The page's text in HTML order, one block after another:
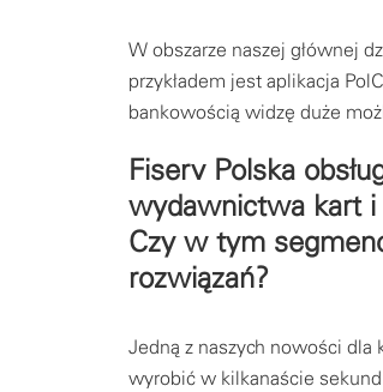
W obszarze naszej głównej
przykładem jest aplikacja
bankowością widzę duże
Fiserv Polska
wydawnictwa kart i
Czy w tym
rozwiązań?
Jedną z naszych nowości dla
wyrobić w kilkanaście